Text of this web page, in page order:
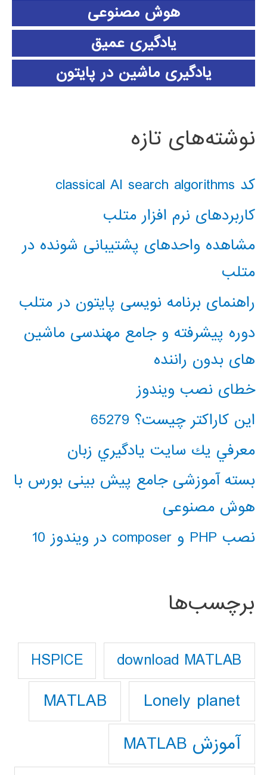
هوش مصنوعی
یادگیری عمیق
یادگیری ماشین در پایتون
نوشته‌های تازه
کد classical AI search algorithms
کاربردهای نرم افزار متلب
مشاهده واحدهای پشتیبانی شونده در
متلب
راهنمای برنامه نویسی پایتون در متلب
دوره پیشرفته و جامع مهندسی ماشین
های بدون راننده
خطای نصب ویندوز
این کاراکتر چیست؟ 65279
معرفي يك سايت يادگيري زبان
بسته آموزشی جامع پیش بینی بورس با
هوش مصنوعی
نصب PHP و composer در ویندوز 10
برچسب‌ها
download MATLAB
HSPICE
Lonely planet
MATLAB
آموزش MATLAB